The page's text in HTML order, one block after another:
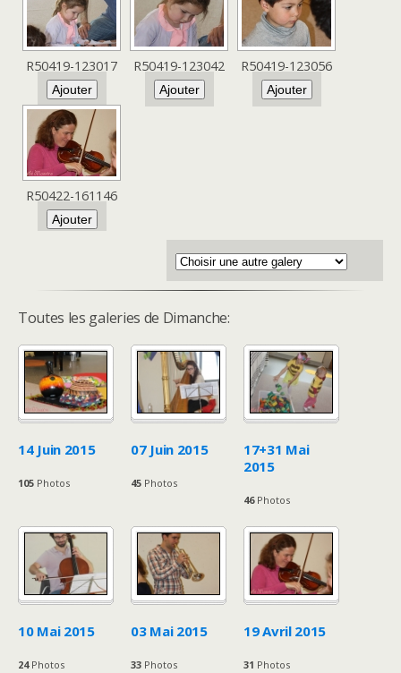
R50419-123017 R50419-123042 R50419-123056
R50422-161146
Toutes les galeries de Dimanche:
14 Juin 2015
105 Photos
07 Juin 2015
45 Photos
17+31 Mai
2015
46Photos
10 Mai 2015
24Photos
03 Mai 2015
33 Photos
19 Avril 2015
31 Photos